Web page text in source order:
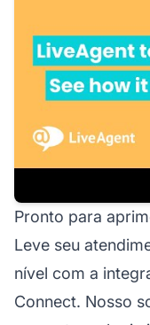
Pronto para
Leve seu
nível com a
Connect. Nosso